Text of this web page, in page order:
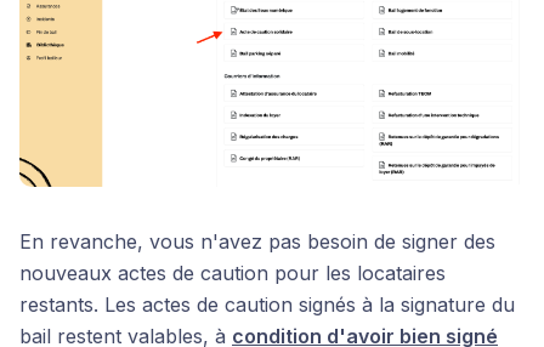
En revanche, vous n'avez pas besoin de signer des
nouveaux actes de caution pour les locataires
restants. Les actes de caution signés à la signature du
bail restent valables, à condition d'avoir bien signé